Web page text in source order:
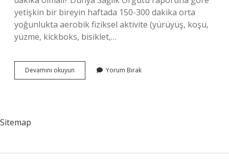
yetişkin bir bireyin haftada 150-300 dakika orta
yoğunlukta aerobik fiziksel aktivite (yürüyüş, koşu,
yüzme, kickboks, bisiklet,…
Devamını okuyun
Antrenman
Yorum Bırak
Sitemap